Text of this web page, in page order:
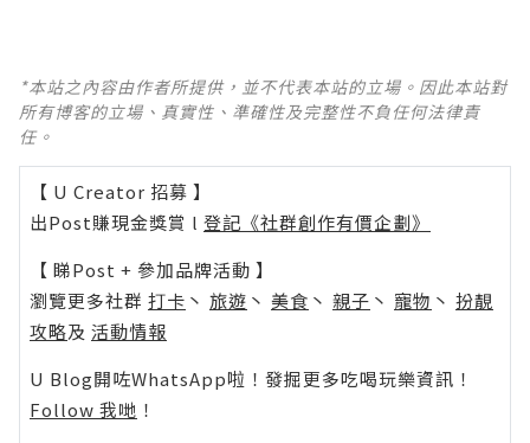
*本站之內容由作者所提供，並不代表本站的立場。因此本站對
所有博客的立場、真實性、準確性及完整性不負任何法律責
任。
【 U Creator 招募 】
出Post賺現金獎賞 l 登記《社群創作有價企劃》
【 睇Post + 參加品牌活動 】
瀏覽更多社群 打卡 丶 旅遊 丶 美食 丶 親子 丶 寵物 丶 扮靚
攻略及 活動情報
U Blog開咗WhatsApp啦！發掘更多吃喝玩樂資訊！
Follow 我哋 ！